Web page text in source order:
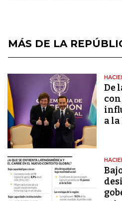
MÁS DE LA
De
a